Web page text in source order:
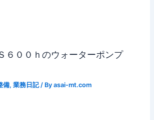
６００ｈのウォーターポンプ
備,業務日記/ Byasai-mt.com